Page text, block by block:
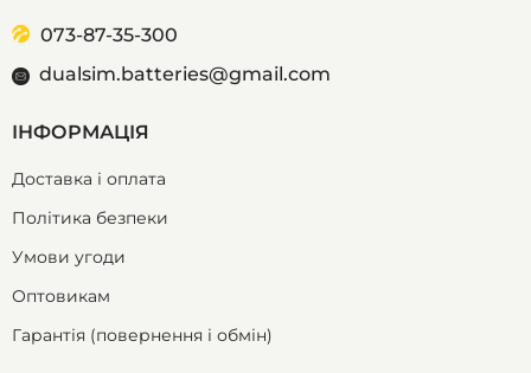
073-87-35-300
dualsim.batteries@gmail.com
ІНФОРМАЦІЯ
Доставка і оплата
Політика безпеки
Умови угоди
Оптовикам
Гарантія (повернення і обмін)